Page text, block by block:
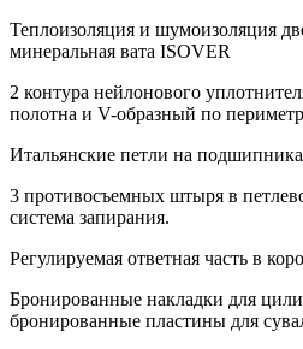
Теплоизоляция и шумоизоляция
минеральная вата ISOVER
2 контура нейлонового
полотна и V-образный по
Итальянские петли на
3 противосъемных штыря в
система запирания.
Регулируемая ответная часть в
Бронированные накладки для
бронированные пластины для